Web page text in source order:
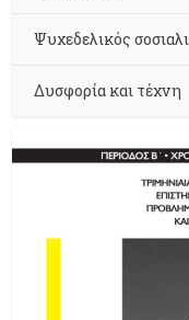
Ψυχεδελικός
Δυσφορία και τέχνη